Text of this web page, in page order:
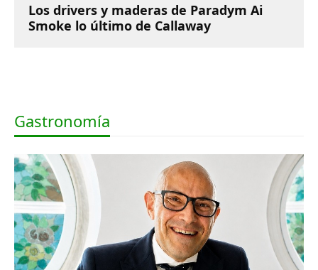
Los drivers y maderas de Paradym Ai
Smoke lo último de Callaway
Gastronomía